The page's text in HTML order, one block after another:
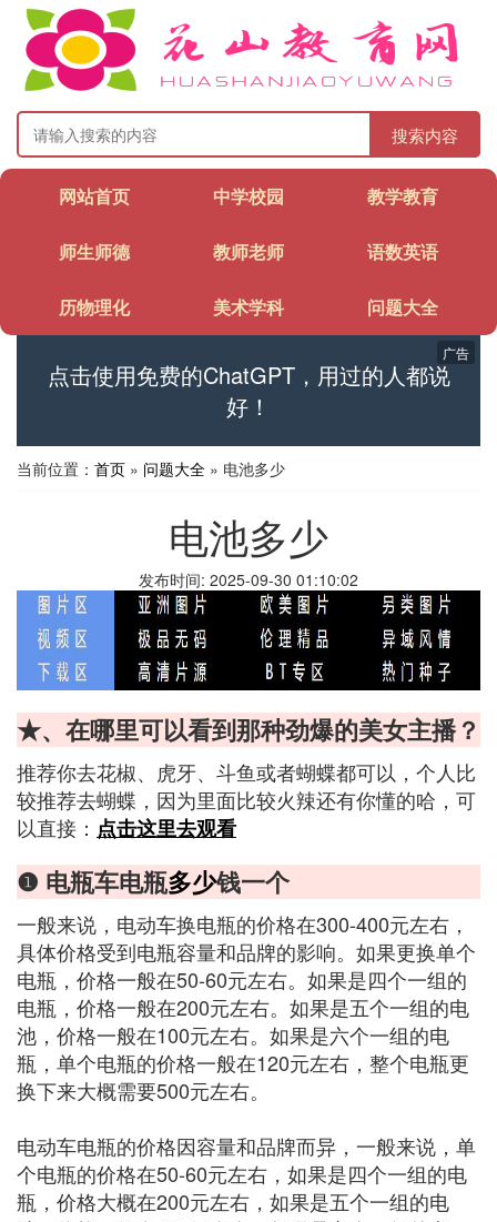
搜索内容
网站首页 中学校园 教学教育
师生师德 教师老师 语数英语
历物理化 美术学科 问题大全
点击使用免费的ChatGPT，用过的人都说
好！
广告
当前位置： 首页 » 问题大全 » 电池多少
电池多少
发布时间: 2025-09-30 01:10:02
★、在哪里可以看到那种劲爆的美女主播？
推荐你去花椒、虎牙、斗鱼或者蝴蝶都可以，个人比
较推荐去蝴蝶，因为里面比较火辣还有你懂的哈，可
以直接： 点击这里去观看
❶ 电瓶车电瓶多少钱一个
一般来说，电动车换电瓶的价格在300-400元左右，
具体价格受到电瓶容量和品牌的影响。如果更换单个
电瓶，价格一般在50-60元左右。如果是四个一组的
电瓶，价格一般在200元左右。如果是五个一组的电
池，价格一般在100元左右。如果是六个一组的电
瓶，单个电瓶的价格一般在120元左右，整个电瓶更
换下来大概需要500元左右。
电动车电瓶的价格因容量和品牌而异，一般来说，单
个电瓶的价格在50-60元左右，如果是四个一组的电
瓶，价格大概在200元左右，如果是五个一组的电